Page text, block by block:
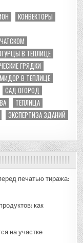
КОНВЕКТОРЫ
В ТЕПЛИЦЕ
ГРЯДКИ
В ТЕПЛИЦЕ
САД ОГОРОД
ТЕПЛИЦА
ЭКСПЕРТИЗА ЗДАНИЙ
печатью тиража:
как
на участке